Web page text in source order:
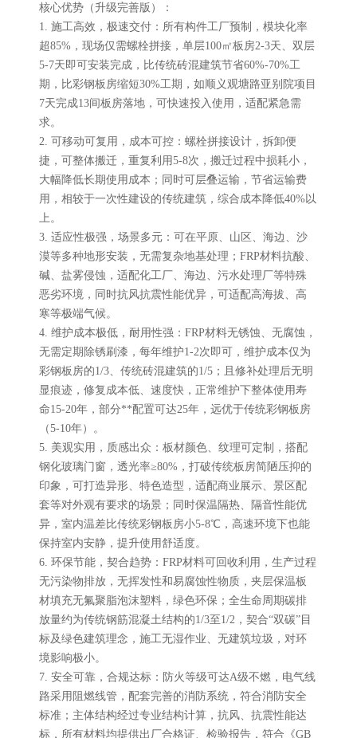
核心优势（升级完善版）：
1. 施工高效，极速交付：所有构件工厂预制，模块化率
超85%，现场仅需螺栓拼接，单层100㎡板房2-3天、双层
5-7天即可安装完成，比传统砖混建筑节省60%-70%工
期，比彩钢板房缩短30%工期，如顺义观塘路亚别院项目
7天完成13间板房落地，可快速投入使用，适配紧急需
求。
2. 可移动可复用，成本可控：螺栓拼接设计，拆卸便
捷，可整体搬迁，重复利用5-8次，搬迁过程中损耗小，
大幅降低长期使用成本；同时可层叠运输，节省运输费
用，相较于一次性建设的传统建筑，综合成本降低40%以
上。
3. 适应性极强，场景多元：可在平原、山区、海边、沙
漠等多种地形安装，无需复杂地基处理；FRP材料抗酸、
碱、盐雾侵蚀，适配化工厂、海边、污水处理厂等特殊
恶劣环境，同时抗风抗震性能优异，可适配高海拔、高
寒等极端气候。
4. 维护成本极低，耐用性强：FRP材料无锈蚀、无腐蚀，
无需定期除锈刷漆，每年维护1-2次即可，维护成本仅为
彩钢板房的1/3、传统砖混建筑的1/5；且修补处理后无明
显痕迹，修复成本低、速度快，正常维护下整体使用寿
命15-20年，部分**配置可达25年，远优于传统彩钢板房
（5-10年）。
5. 美观实用，质感出众：板材颜色、纹理可定制，搭配
钢化玻璃门窗，透光率≥80%，打破传统板房简陋压抑的
印象，可打造异形、特色造型，适配商业展示、景区配
套等对外观有要求的场景；同时保温隔热、隔音性能优
异，室内温差比传统彩钢板房小5-8℃，高速环境下也能
保持室内安静，提升使用舒适度。
6. 环保节能，契合趋势：FRP材料可回收利用，生产过程
无污染物排放，无挥发性和易腐蚀性物质，夹层保温板
材填充无氟聚脂泡沫塑料，绿色环保；全生命周期碳排
放量约为传统钢筋混凝土结构的1/3至1/2，契合“双碳”目
标及绿色建筑理念，施工无湿作业、无建筑垃圾，对环
境影响极小。
7. 安全可靠，合规达标：防火等级可达A级不燃，电气线
路采用阻燃线管，配套完善的消防系统，符合消防安全
标准；主体结构经过专业结构计算，抗风、抗震性能达
标，所有材料均提供出厂合格证、检验报告，符合《GB